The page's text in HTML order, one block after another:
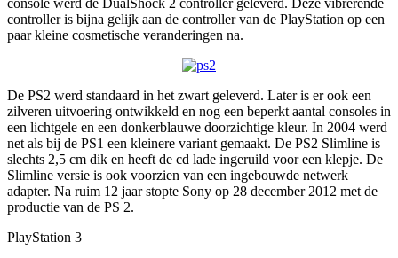
console werd de DualShock 2 controller geleverd. Deze vibrerende
controller is bijna gelijk aan de controller van de PlayStation op een
paar kleine cosmetische veranderingen na.
De PS2 werd standaard in het zwart geleverd. Later is er ook een
zilveren uitvoering ontwikkeld en nog een beperkt aantal consoles in
een lichtgele en een donkerblauwe doorzichtige kleur. In 2004 werd
net als bij de PS1 een kleinere variant gemaakt. De PS2 Slimline is
slechts 2,5 cm dik en heeft de cd lade ingeruild voor een klepje. De
Slimline versie is ook voorzien van een ingebouwde netwerk
adapter. Na ruim 12 jaar stopte Sony op 28 december 2012 met de
productie van de PS 2.
PlayStation 3